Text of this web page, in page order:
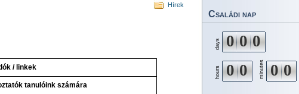
Hírek
/ linkek
tanulóink számára
Családi nap
days 0 0 0
hours 0 0 minutes 0 0